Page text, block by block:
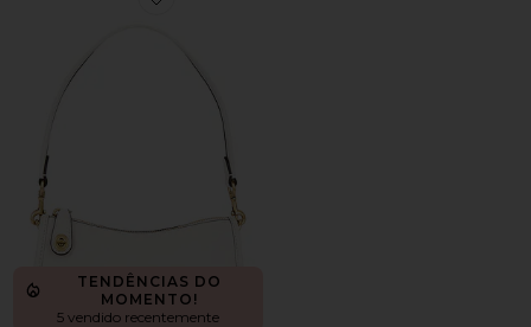
Favorite Swinger 20 Bag
TENDÊNCIAS DO
MOMENTO!
5 vendido recentemente